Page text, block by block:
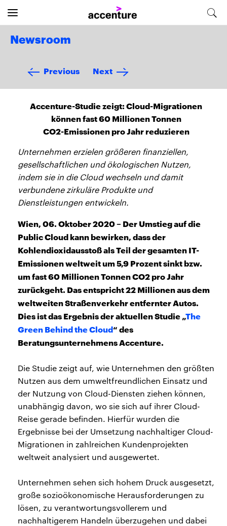
Newsroom
Previous Next
Accenture-Studie zeigt: Cloud-Migrationen
können fast 60 Millionen Tonnen
CO2-Emissionen pro Jahr reduzieren
Unternehmen erzielen größeren finanziellen,
gesellschaftlichen und ökologischen Nutzen,
indem sie in die Cloud wechseln und damit
verbundene zirkuläre Produkte und
Dienstleistungen entwickeln.
Wien, 06. Oktober 2020 – Der Umstieg auf die
Public Cloud kann bewirken, dass der
Kohlendioxidausstoß als Teil der gesamten IT-
Emissionen weltweit um 5,9 Prozent sinkt bzw.
um fast 60 Millionen Tonnen CO2 pro Jahr
zurückgeht. Das entspricht 22 Millionen aus dem
weltweiten Straßenverkehr entfernter Autos.
Dies ist das Ergebnis der aktuellen Studie „The
Green Behind the Cloud“ des
Beratungsunternehmens Accenture.
Die Studie zeigt auf, wie Unternehmen den größten
Nutzen aus dem umweltfreundlichen Einsatz und
der Nutzung von Cloud-Diensten ziehen können,
unabhängig davon, wo sie sich auf ihrer Cloud-
Reise gerade befinden. Hierfür wurden die
Ergebnisse bei der Umsetzung nachhaltiger Cloud-
Migrationen in zahlreichen Kundenprojekten
weltweit analysiert und ausgewertet.
Unternehmen sehen sich hohem Druck ausgesetzt,
große sozioökonomische Herausforderungen zu
lösen, zu verantwortungsvollerem und
nachhaltigerem Handeln überzugehen und dabei